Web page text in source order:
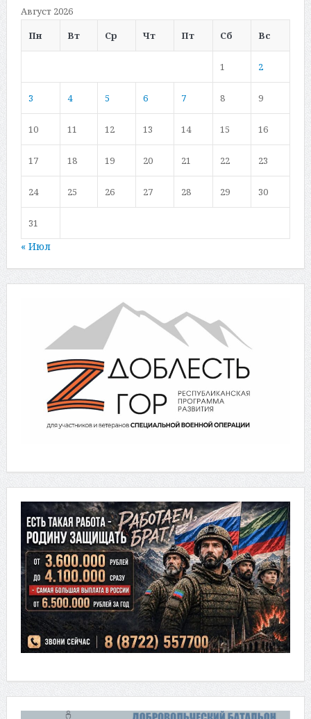
Август 2026
Пн
Вт Ср Чт Пт Сб Вс
1 2
3 4 5 6 7 8 9
10 11 12 13 14 15 16
17 18 19 20 21 22 23
24 25 26 27 28 29 30
31
« Июл